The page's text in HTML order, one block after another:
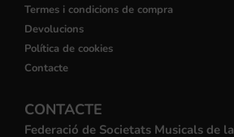
Termes i condicions de compra
Devolucions
Política de cookies
Contacte
CONTACTE
Federació de Societats Musicals de la